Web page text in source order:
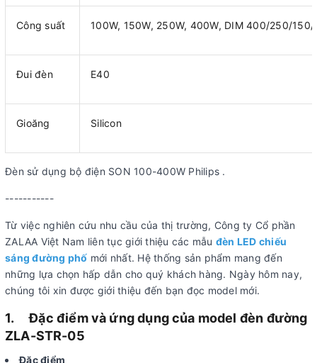
Công suất 100W, 150W, 250W, 400W, DIM 400/250/150/
Đui đèn E40
Gioăng Silicon
Đèn sử dụng bộ điện SON 100-400W Philips .
-----------
Từ việc nghiên cứu nhu cầu của thị trường, Công ty Cổ phần
ZALAA Việt Nam liên tục giới thiệu các mẫu đèn LED chiếu
sáng đường phố mới nhất. Hệ thống sản phẩm mang đến
những lựa chọn hấp dẫn cho quý khách hàng. Ngày hôm nay,
chúng tôi xin được giới thiệu đến bạn đọc model mới.
1.Đặc điểm và ứng dụng của model đèn đường
ZLA-STR-05
Đặc điểm